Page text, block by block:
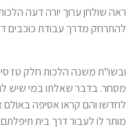
ראה שולחן ערוך יורה דעה
להתרחק מדרך עבודת כוכבים
ובשו"ת משנה הלכות חלק טז
מסחר. בדבר שאלתו במי שיש לו
לחדשו והם קראו אסיפה
מותר לו לעבור דרך בית